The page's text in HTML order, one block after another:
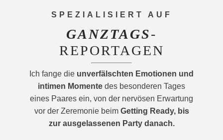
SPEZIALISIERT AUF
GANZTAGS-
REPORTAGEN
Ich fange die unverfälschten Emotionen und
intimen Momente des besonderen Tages
eines Paares ein, von der nervösen Erwartung
vor der Zeremonie beim Getting Ready, bis
zur ausgelassenen Party danach.